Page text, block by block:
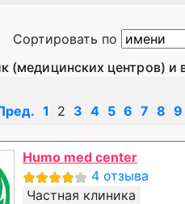
Сортировать по
(медицинских центров) и
1 2 3 4 5 6 7 8 9
Humo med center
4 отзыва
Частная клиника